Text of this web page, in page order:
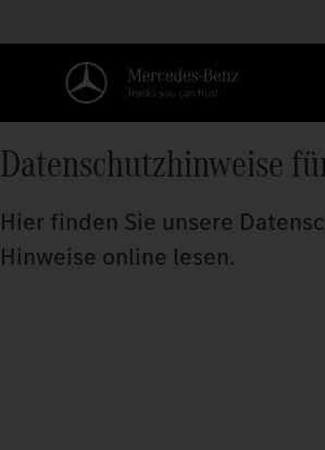
Datenschutzhinweise
Hier finden Sie unsere
Hinweise online lesen.